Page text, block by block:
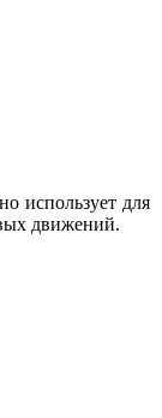
использует для
движений.